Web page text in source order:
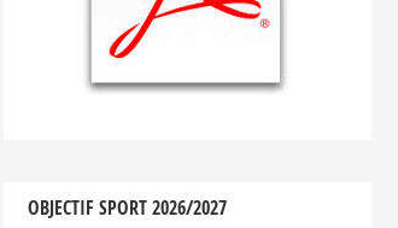
OBJECTIF SPORT 2026/2027